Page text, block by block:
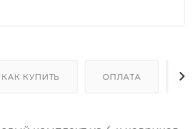
КАК КУПИТЬ ОПЛАТА